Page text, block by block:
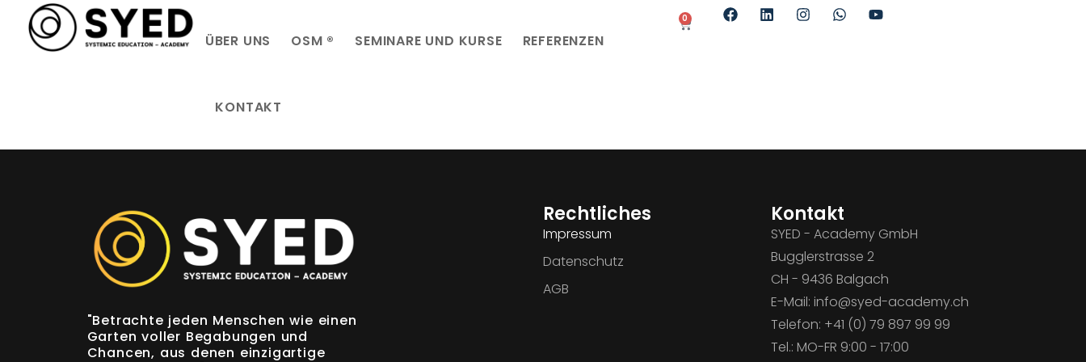
ÜBER UNS OSM ® SEMINARE UND KURSE REFERENZEN
KONTAKT
0
"Betrachte jeden Menschen wie einen
Garten voller Begabungen und
Chancen, aus denen einzigartige
Rechtliches
Impressum
Datenschutz
AGB
Kontakt
SYED - Academy GmbH
Bugglerstrasse 2
CH - 9436 Balgach
E-Mail: info@syed-academy.ch
Telefon: +41 (0) 79 897 99 99
Tel.: MO-FR 9:00 - 17:00